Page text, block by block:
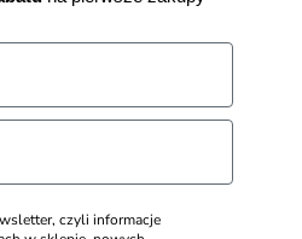
czyli informacje